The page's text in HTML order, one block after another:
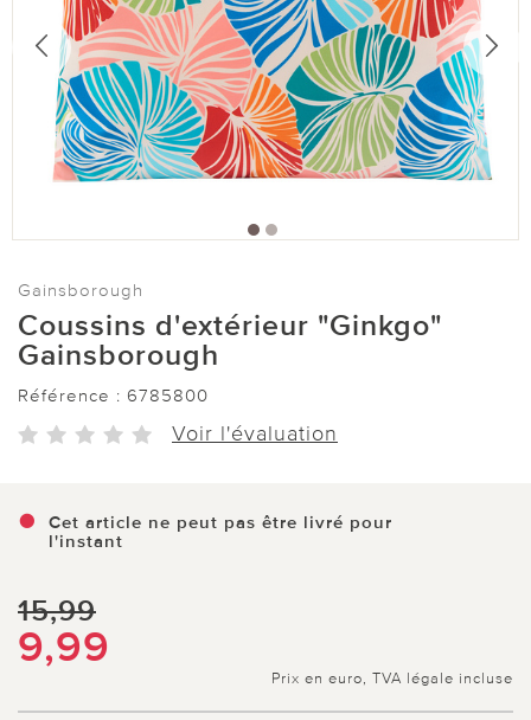
Gainsborough
Coussins d'extérieur "Ginkgo"
Gainsborough
Référence : 6785800
Voir l'évaluation
Cet article ne peut pas être livré pour
l'instant
15,99
9,99
Prix en euro, TVA légale incluse